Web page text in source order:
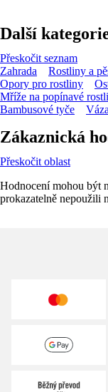
Další
Přeskočit seznam
Zahrada
Rostliny a
Opory pro rostliny
Mříže na popínavé
Bambusové tyče
Zákaznická
Přeskočit oblast
Hodnocení mohou být
prokazatelně nepoužili